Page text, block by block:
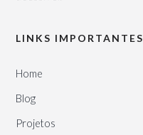
LINKS IMPORTANTES
Home
Blog
Projetos